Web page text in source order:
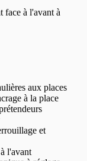
face à l'avant à
aux places
à la place
et
l'avant